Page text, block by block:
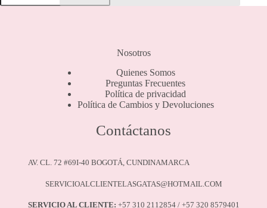
-
Nosotros
Quienes Somos
Preguntas Frecuentes
Política de privacidad
Política de Cambios y Devoluciones
Contáctanos
AV. CL. 72 #69I-40 BOGOTÁ, CUNDINAMARCA
SERVICIOALCLIENTELASGATAS@HOTMAIL.COM
SERVICIO AL CLIENTE: +57 310 2112854 / +57 320 8579401